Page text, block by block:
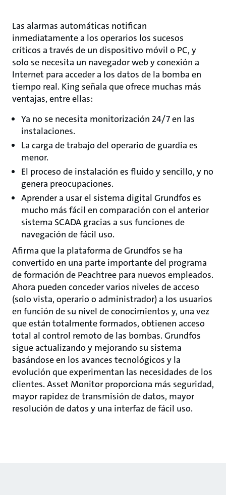
Las alarmas automáticas notifican
inmediatamente a los operarios los sucesos
críticos a través de un dispositivo móvil o PC, y
solo se necesita un navegador web y conexión a
Internet para acceder a los datos de la bomba en
tiempo real. King señala que ofrece muchas más
ventajas, entre ellas:
Ya no se necesita monitorización 24/7 en las
instalaciones.
La carga de trabajo del operario de guardia es
menor.
El proceso de instalación es fluido y sencillo, y no
genera preocupaciones.
Aprender a usar el sistema digital Grundfos es
mucho más fácil en comparación con el anterior
sistema SCADA gracias a sus funciones de
navegación de fácil uso.
Afirma que la plataforma de Grundfos se ha
convertido en una parte importante del programa
de formación de Peachtree para nuevos empleados.
Ahora pueden conceder varios niveles de acceso
(solo vista, operario o administrador) a los usuarios
en función de su nivel de conocimientos y, una vez
que están totalmente formados, obtienen acceso
total al control remoto de las bombas. Grundfos
sigue actualizando y mejorando su sistema
basándose en los avances tecnológicos y la
evolución que experimentan las necesidades de los
clientes. Asset Monitor proporciona más seguridad,
mayor rapidez de transmisión de datos, mayor
resolución de datos y una interfaz de fácil uso.